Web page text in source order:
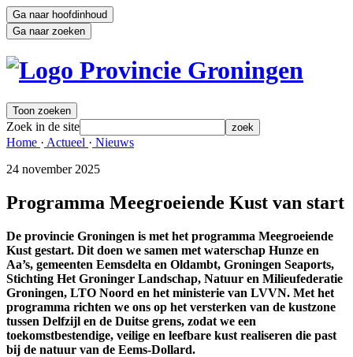
Ga naar hoofdinhoud
Ga naar zoeken
Toon zoeken
Zoek in de site zoek
Home · Actueel · Nieuws
24 november 2025
Programma Meegroeiende Kust van start
De provincie Groningen is met het programma Meegroeiende
Kust gestart. Dit doen we samen met waterschap Hunze en
Aa’s, gemeenten Eemsdelta en Oldambt, Groningen Seaports,
Stichting Het Groninger Landschap, Natuur en Milieufederatie
Groningen, LTO Noord en het ministerie van LVVN. Met het
programma richten we ons op het versterken van de kustzone
tussen Delfzijl en de Duitse grens, zodat we een
toekomstbestendige, veilige en leefbare kust realiseren die past
bij de natuur van de Eems-Dollard.